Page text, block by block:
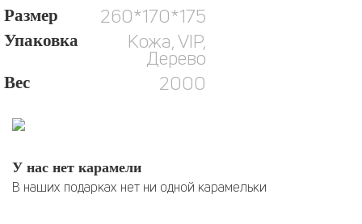
Размер 260*170*175
Упаковка Кожа, VIP,
Дерево
Вес 2000
У нас нет карамели
В наших подарках нет ни одной карамельки